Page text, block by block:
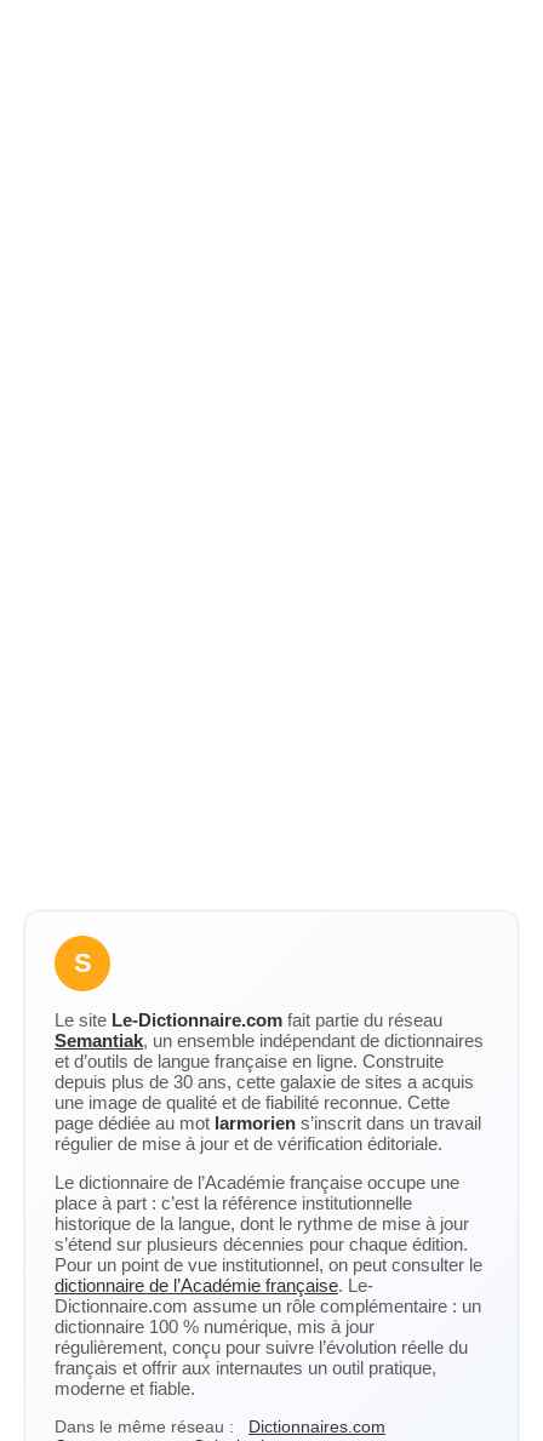
S
Le site Le-Dictionnaire.com fait partie du réseau
Semantiak, un ensemble indépendant de dictionnaires
et d’outils de langue française en ligne. Construite
depuis plus de 30 ans, cette galaxie de sites a acquis
une image de qualité et de fiabilité reconnue. Cette
page dédiée au mot larmorien s’inscrit dans un travail
régulier de mise à jour et de vérification éditoriale.
Le dictionnaire de l’Académie française occupe une
place à part : c’est la référence institutionnelle
historique de la langue, dont le rythme de mise à jour
s’étend sur plusieurs décennies pour chaque édition.
Pour un point de vue institutionnel, on peut consulter le
dictionnaire de l’Académie française. Le-
Dictionnaire.com assume un rôle complémentaire : un
dictionnaire 100 % numérique, mis à jour
régulièrement, conçu pour suivre l’évolution réelle du
français et offrir aux internautes un outil pratique,
moderne et fiable.
Dans le même réseau :
Dictionnaires.com